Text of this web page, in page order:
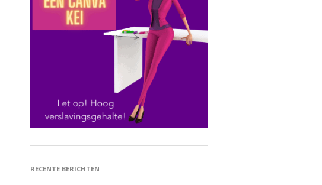
RECENTE BERICHTEN